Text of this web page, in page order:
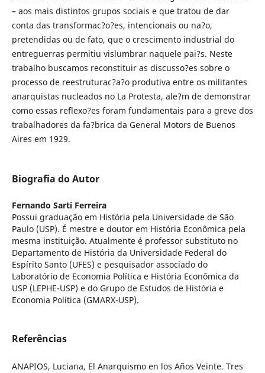
– aos mais distintos grupos sociais e que tratou de dar
conta das transformac?o?es, intencionais ou na?o,
pretendidas ou de fato, que o crescimento industrial do
entreguerras permitiu vislumbrar naquele pai?s. Neste
trabalho buscamos reconstituir as discusso?es sobre o
processo de reestruturac?a?o produtiva entre os militantes
anarquistas nucleados no La Protesta, ale?m de demonstrar
como essas reflexo?es foram fundamentais para a greve dos
trabalhadores da fa?brica da General Motors de Buenos
Aires em 1929.
Biografia do Autor
Fernando Sarti Ferreira
Possui graduação em História pela Universidade de São
Paulo (USP). É mestre e doutor em História Econômica pela
mesma instituição. Atualmente é professor substituto no
Departamento de História da Universidade Federal do
Espírito Santo (UFES) e pesquisador associado do
Laboratório de Economia Política e História Econômica da
USP (LEPHE-USP) e do Grupo de Estudos de História e
Economia Política (GMARX-USP).
Referências
ANAPIOS, Luciana, El Anarquismo en los Años Veinte. Tres